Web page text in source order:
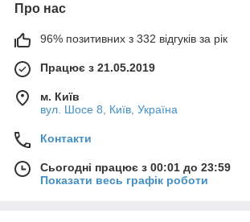
Про нас
96% позитивних з 332 відгуків за рік
Працює з 21.05.2019
м. Київ
вул. Шосе 8, Київ, Україна
Контакти
Сьогодні працює з 00:01 до 23:59
Показати весь графік роботи